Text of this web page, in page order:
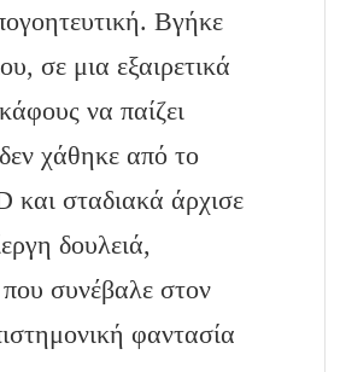
Βγήκε
σε μια εξαιρετικά
να παίζει
χάθηκε από το
και σταδιακά άρχισε
δουλειά,
που συνέβαλε στον
φαντασία